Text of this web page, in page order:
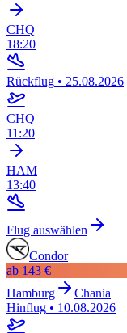
CHQ
18:20
Rückflug • 25.08.2026
CHQ
11:20
HAM
13:40
Flug auswählen
Condor
ab 143 €
Hamburg
Chania
Hinflug • 10.08.2026